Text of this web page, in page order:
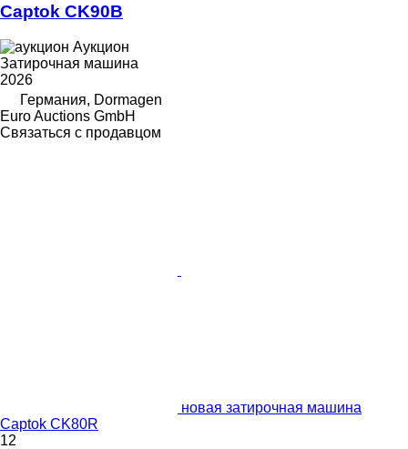
Captok CK90B
Аукцион
Затирочная машина
2026
Германия, Dormagen
Euro Auctions GmbH
Связаться с продавцом
новая затирочная машина
Captok CK80R
12